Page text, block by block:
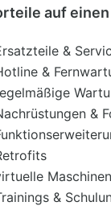
auf
&
&
&
&